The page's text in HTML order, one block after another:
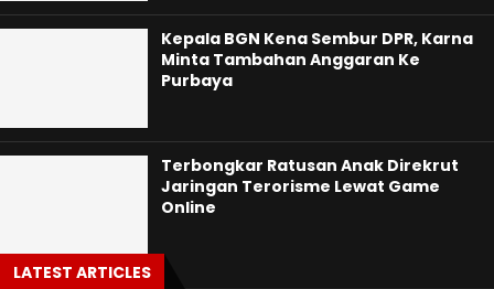
Kepala BGN Kena Sembur DPR, Karna
Minta Tambahan Anggaran Ke
Purbaya
Terbongkar Ratusan Anak Direkrut
Jaringan Terorisme Lewat Game
Online
LATEST ARTICLES